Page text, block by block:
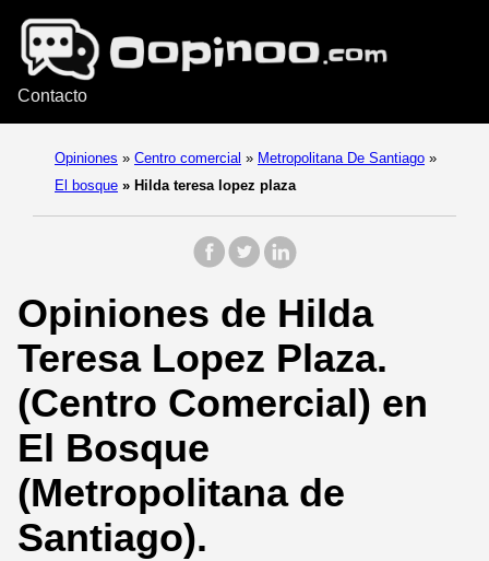
Contacto
Opiniones » Centro comercial » Metropolitana De Santiago »
El bosque » Hilda teresa lopez plaza
Opiniones de Hilda
Teresa Lopez Plaza.
(Centro Comercial) en
El Bosque
(Metropolitana de
Santiago).